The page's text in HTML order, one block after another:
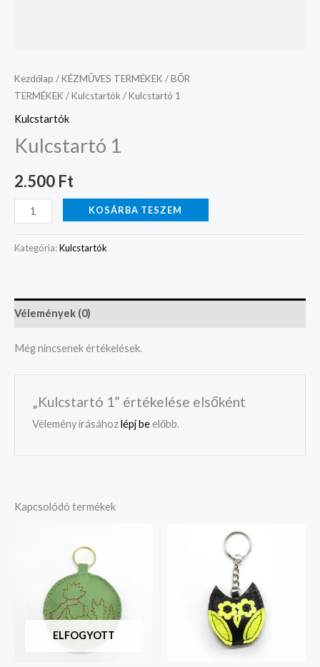
Kezdőlap /KÉZMŰVES TERMÉKEK /BŐR
TERMÉKEK /Kulcstartók / Kulcstartó 1
Kulcstartók
Kulcstartó 1
2.500 Ft
KOSÁRBA TESZEM
Kategória:Kulcstartók
Vélemények (0)
Még nincsenek értékelések.
„Kulcstartó 1” értékelése elsőként
Vélemény írásáhozlépj beelőbb.
Kapcsolódó termékek
ELFOGYOTT